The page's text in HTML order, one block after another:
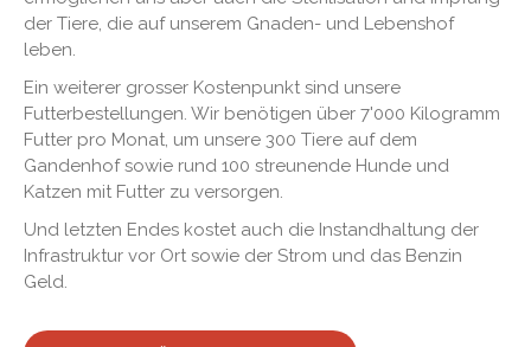
der Tiere, die auf unserem Gnaden- und Lebenshof
leben.
Ein weiterer grosser Kostenpunkt sind unsere
Futterbestellungen. Wir benötigen über 7'000 Kilogramm
Futter pro Monat, um unsere 300 Tiere auf dem
Gandenhof sowie rund 100 streunende Hunde und
Katzen mit Futter zu versorgen.
Und letzten Endes kostet auch die Instandhaltung der
Infrastruktur vor Ort sowie der Strom und das Benzin
Geld.